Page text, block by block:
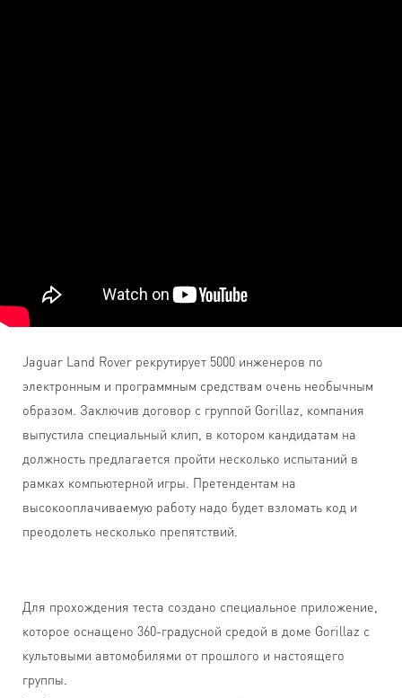
Jaguar Land Rover рекрутирует 5000 инженеров по
электронным и программным средствам очень необычным
образом. Заключив договор с группой Gorillaz, компания
выпустила специальный клип, в котором кандидатам на
должность предлагается пройти несколько испытаний в
рамках компьютерной игры. Претендентам на
высокооплачиваемую работу надо будет взломать код и
преодолеть несколько препятствий.
Для прохождения теста создано специальное приложение,
которое оснащено 360-градусной средой в доме Gorillaz с
культовыми автомобилями от прошлого и настоящего
группы.